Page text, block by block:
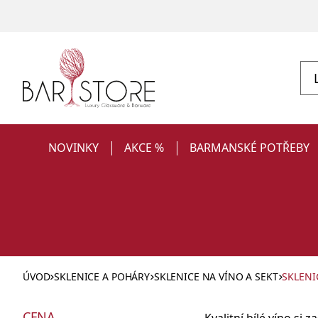
NOVINKY AKCE % BARMANSKÉ POTŘEBY
ÚVOD SKLENICE A POHÁRY SKLENICE NA VÍNO A SEKT